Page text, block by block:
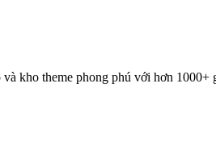
kho theme phong phú với hơn 1000+